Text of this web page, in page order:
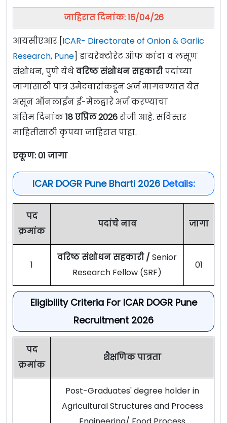
जाहिरात दिनांक: 15/04/26
आयसीएआर [ICAR- Directorate of Onion & Garlic
Research, Pune] डायरेक्टोरेट ऑफ कांदा व लसूण
संशोधन, पुणे येथेवरिष्ठ संशोधन सहकारीपदांच्या
जागांसाठी पात्र उमेदवारांकडून अर्ज मागवण्यात येत
असून ऑनलाईन ई-मेलद्वारे अर्ज करण्याचा
अंतिम दिनांक18एप्रिल 2026रोजी आहे. सविस्तर
माहितीसाठी कृपया जाहिरात पाहा.
एकूण: 01 जागा
ICAR DOGR Pune Bharti 2026Details:
पद
क्रमांक
पदांचे नाव जागा
1
वरिष्ठ संशोधन सहकारी / Senior
Research Fellow (SRF)
01
Eligibility Criteria For ICAR DOGR Pune
Recruitment 2026
पद
क्रमांक
शैक्षणिक पात्रता
Post-Graduates' degree holder in
Agricultural Structures and Process